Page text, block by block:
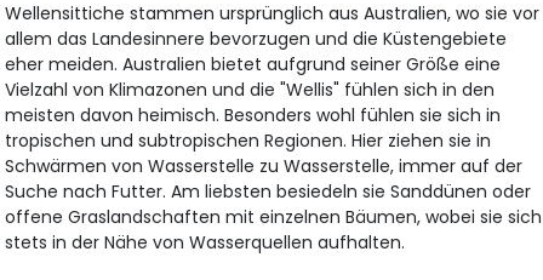
Wellensittiche stammen ursprünglich aus Australien, wo sie vor
allem das Landesinnere bevorzugen und die Küstengebiete
eher meiden. Australien bietet aufgrund seiner Größe eine
Vielzahl von Klimazonen und die "Wellis" fühlen sich in den
meisten davon heimisch. Besonders wohl fühlen sie sich in
tropischen und subtropischen Regionen. Hier ziehen sie in
Schwärmen von Wasserstelle zu Wasserstelle, immer auf der
Suche nach Futter. Am liebsten besiedeln sie Sanddünen oder
offene Graslandschaften mit einzelnen Bäumen, wobei sie sich
stets in der Nähe von Wasserquellen aufhalten.